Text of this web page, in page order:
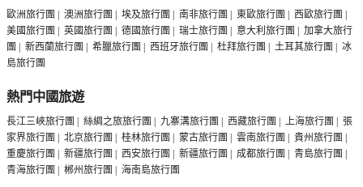
歐洲旅行團 | 澳洲旅行團 | 埃及旅行團 | 南非旅行團 | 東歐旅行團 | 西歐旅行團 |
美國旅行團 | 英國旅行團 | 德國旅行團 | 瑞士旅行團 | 意大利旅行團 | 加拿大旅行
團 | 新西蘭旅行團 | 希臘旅行團 | 西班牙旅行團 | 杜拜旅行團 | 土耳其旅行團 | 冰
島旅行團
熱門中國旅遊
長江三峽旅行團 | 絲綢之旅旅行團 | 九寨溝旅行團 | 西藏旅行團 | 上海旅行團 | 張
家界旅行團 | 北京旅行團 | 桂林旅行團 | 蒙古旅行團 | 雲南旅行團 | 貴州旅行團 |
重慶旅行團 | 新疆旅行團 | 西安旅行團 | 新疆旅行團 | 成都旅行團 | 青島旅行團 |
青海旅行團 | 郴州旅行團 | 海南島旅行團